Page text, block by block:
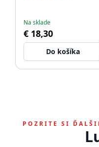
Na sklade
€ 18,30
Do košíka
POZRITE SI